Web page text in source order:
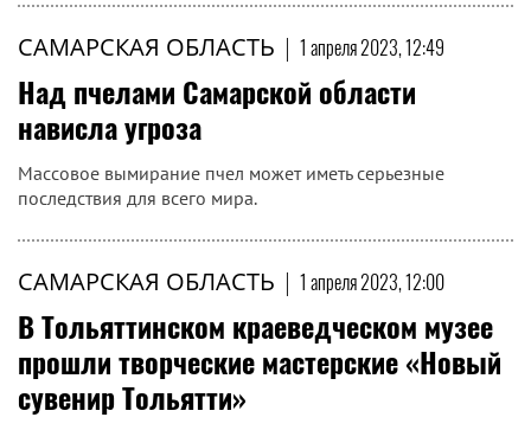
САМАРСКАЯ ОБЛАСТЬ | 1 апреля 2023, 12:49
Над пчелами Самарской области
нависла угроза
Массовое вымирание пчел может иметь серьезные
последствия для всего мира.
САМАРСКАЯ ОБЛАСТЬ | 1 апреля 2023, 12:00
В Тольяттинском краеведческом музее
прошли творческие мастерские «Новый
сувенир Тольятти»